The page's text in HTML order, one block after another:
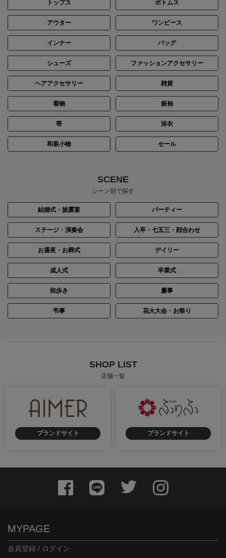
トップス ボトムス
アウター ワンピース
インナー バッグ
シューズ ファッションアクセサリー
ヘアアクセサリー 雑貨
着物 振袖
帯 浴衣
和装小物 セール
SCENE
シーン別で探す
結婚式・披露宴 パーティー
ステージ・演奏会 入卒・七五三・顔合わせ
お通夜・お葬式 デイリー
成人式 卒業式
街歩き 慶事
弔事 花火大会・お祭り
SHOP LIST
店舗一覧
ブランドサイト ブランドサイト
MYPAGE
会員登録 / ログイン